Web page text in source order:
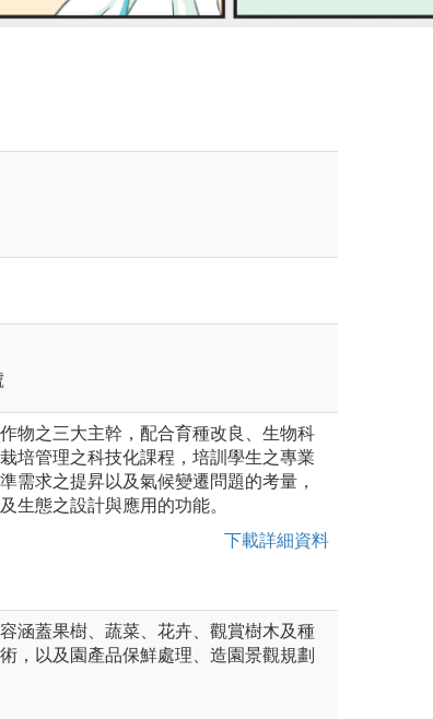
物之三大主幹，配合育種改良、生物科
培管理之科技化課程，培訓學生之專業
需求之提昇以及氣候變遷問題的考量，
生態之設計與應用的功能。
下載詳細資料
涵蓋果樹、蔬菜、花卉、觀賞樹木及種
，以及園產品保鮮處理、造園景觀規劃